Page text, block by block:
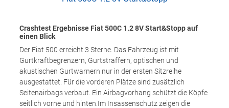
Crashtest Ergebnisse Fiat 500C 1.2 8V Start&Stopp auf
einen Blick
Der Fiat 500 erreicht 3 Sterne. Das Fahrzeug ist mit
Gurtkraftbegrenzern, Gurtstraffern, optischen und
akustischen Gurtwarnern nur in der ersten Sitzreihe
ausgestattet. Für die vorderen Plätze sind zusätzlich
Seitenairbags verbaut. Ein Airbagvorhang schützt die Köpfe
seitlich vorne und hinten.Im Insassenschutz zeigen die